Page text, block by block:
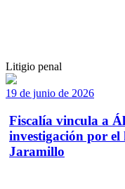
Litigio penal
19 de junio de 2026
Fiscalía vincula a
investigación por el
Jaramillo